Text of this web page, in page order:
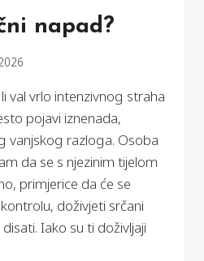
napad?
val vrlo intenzivnog straha
pojavi iznenada,
vanjskog razloga. Osoba
da se s njezinim tijelom
primjerice da će se
doživjeti srčani
Iako su ti doživljaji